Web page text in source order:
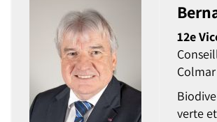
12e
Colmar
verte